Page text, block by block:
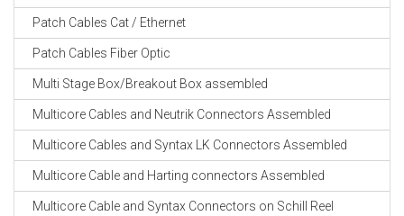
Patch Cables Cat / Ethernet
Patch Cables Fiber Optic
Multi Stage Box/Breakout Box assembled
Multicore Cables and Neutrik Connectors Assembled
Multicore Cables and Syntax LK Connectors Assembled
Multicore Cable and Harting connectors Assembled
Multicore Cable and Syntax Connectors on Schill Reel